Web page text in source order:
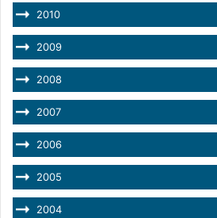
2010
2009
2008
2007
2006
2005
2004